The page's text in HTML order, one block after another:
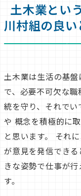
土木業とい
川村組の良い
土木業は生活の基
で、必要不可欠な職
統を守り、それで
や 概念を積極的に
と思います。
それ
が意見を発信できる
きな姿勢で仕事が
す。